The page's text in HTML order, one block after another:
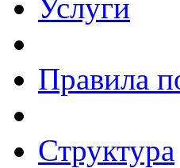
Услуги
Правила
Структура